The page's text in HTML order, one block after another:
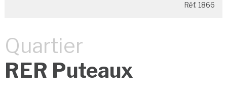
Réf. 1866
Quartier
RER Puteaux